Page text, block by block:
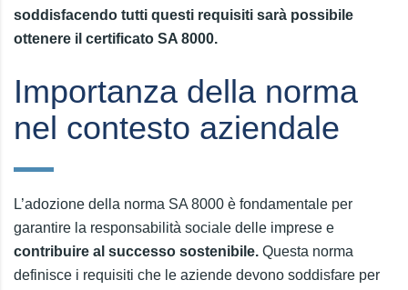
soddisfacendo tutti questi requisiti sarà possibile
ottenere il certificato SA 8000.
Importanza della norma
nel contesto aziendale
L’adozione della norma SA 8000 è fondamentale per
garantire la responsabilità sociale delle imprese e
contribuire al successo sostenibile. Questa norma
definisce i requisiti che le aziende devono soddisfare per